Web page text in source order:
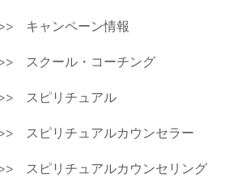
キャンペーン情報
スクール・コーチング
スピリチュアル
スピリチュアルカウンセラー
スピリチュアルカウンセリング